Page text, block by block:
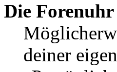
Die
deiner